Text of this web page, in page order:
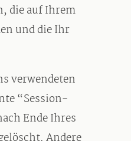
die auf Ihrem
und die Ihr
verwendeten
“Session-
Ende Ihres